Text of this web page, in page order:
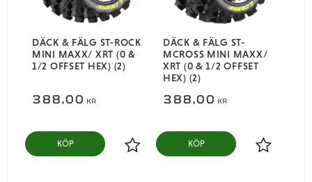
DÄCK & FÄLG ST-ROCK
MINI MAXX/ XRT (0 &
1/2 OFFSET HEX) (2)
388,00 KR
Lägg till i favoriter
KÖP
DÄCK & FÄLG ST-
MCROSS MINI MAXX/
XRT (0 & 1/2 OFFSET
HEX) (2)
388,00 KR
Lägg till i
KÖP